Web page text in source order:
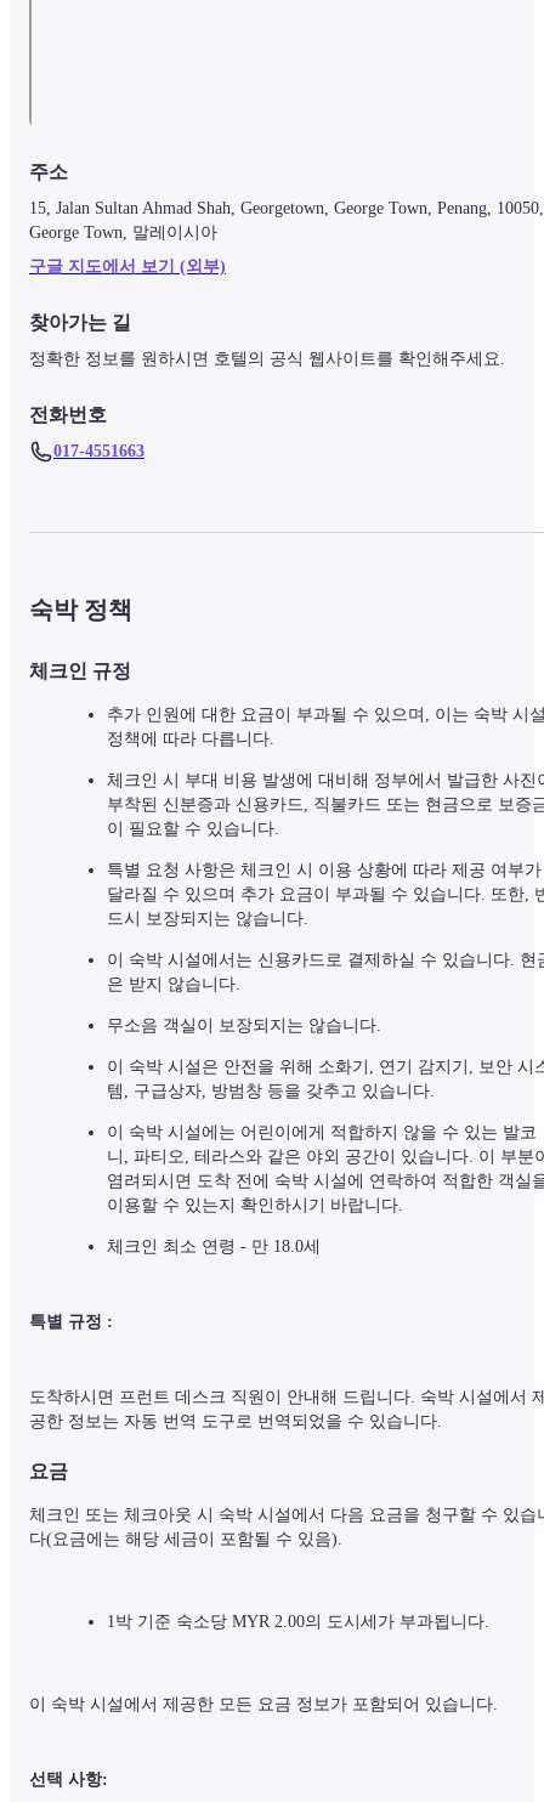
주소
15, Jalan Sultan Ahmad Shah, Georgetown, George Town, Penang, 10050,
George Town, 말레이시아
구글 지도에서 보기 (외부)
찾아가는 길
정확한 정보를 원하시면 호텔의 공식 웹사이트를 확인해주세요.
전화번호
017-4551663
숙박 정책
체크인 규정
추가 인원에 대한 요금이 부과될 수 있으며, 이는 숙박 시
정책에 따라 다릅니다.
체크인 시 부대 비용 발생에 대비해 정부에서 발급한 사진
부착된 신분증과 신용카드, 직불카드 또는 현금으로 보증
이 필요할 수 있습니다.
특별 요청 사항은 체크인 시 이용 상황에 따라 제공 여부가
달라질 수 있으며 추가 요금이 부과될 수 있습니다. 또한,
드시 보장되지는 않습니다.
이 숙박 시설에서는 신용카드로 결제하실 수 있습니다. 현
은 받지 않습니다.
무소음 객실이 보장되지는 않습니다.
이 숙박 시설은 안전을 위해 소화기, 연기 감지기, 보안 시
템, 구급상자, 방범창 등을 갖추고 있습니다.
이 숙박 시설에는 어린이에게 적합하지 않을 수 있는 발코
니, 파티오, 테라스와 같은 야외 공간이 있습니다. 이 부분
염려되시면 도착 전에 숙박 시설에 연락하여 적합한 객실
이용할 수 있는지 확인하시기 바랍니다.
체크인 최소 연령 - 만 18.0세
특별 규정 :
도착하시면 프런트 데스크 직원이 안내해 드립니다. 숙박 시설에서
공한 정보는 자동 번역 도구로 번역되었을 수 있습니다.
요금
체크인 또는 체크아웃 시 숙박 시설에서 다음 요금을 청구할 수 있습
다(요금에는 해당 세금이 포함될 수 있음).
1박 기준 숙소당 MYR 2.00의 도시세가 부과됩니다.
이 숙박 시설에서 제공한 모든 요금 정보가 포함되어 있습니다.
선택 사항: